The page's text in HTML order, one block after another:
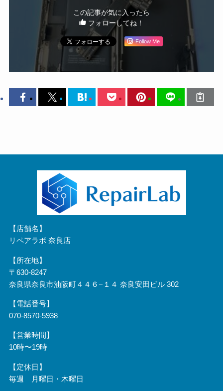
この記事が気に入ったら
フォローしてね！
Follow Me
【店舗名】
リペアラボ 奈良店
【所在地】
〒630-8247
奈良県奈良市油阪町４４６−１４ 奈良安田ビル 302
【電話番号】
070-8570-5938
【営業時間】
10時〜19時
【定休日】
毎週 月曜日・木曜日